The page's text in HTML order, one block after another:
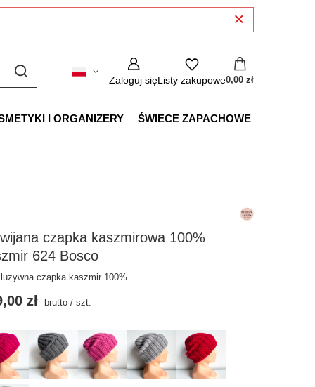
Zaloguj sięListy zakupowe0,00 zł
I ORGANIZERY ŚWIECE ZAPACHOWE
czapka kaszmirowa 100%
624 Bosco
czapka kaszmir 100%.
zł brutto /szt.